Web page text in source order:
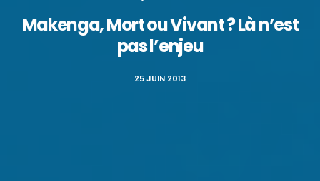
Makenga, Mort ou Vivant ? Là n’est
pas l’enjeu
25 JUIN 2013